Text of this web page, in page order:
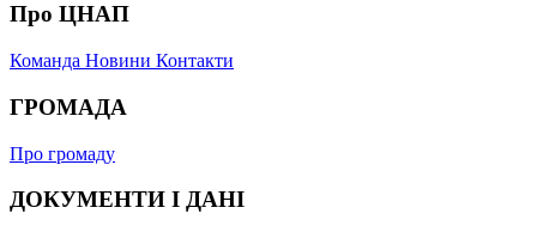
Про ЦНАП
Команда Новини Контакти
ГРОМАДА
Про громаду
ДОКУМЕНТИ І ДАНІ